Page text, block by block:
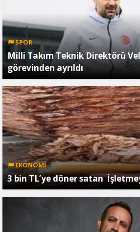
SPOR
Milli Takım Teknik Direktörü
görevinden ayrıldı
EKONOMİ
3 bin TL’ye döner satan